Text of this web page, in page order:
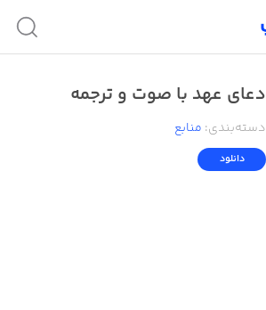
دعای عهد با صوت و ترجمه
دسته‌بندی: منابع
دانلود